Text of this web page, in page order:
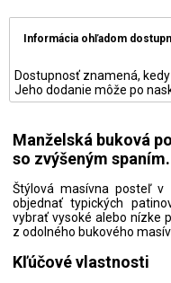
Informácia ohľadom
Dostupnosť znamená,
Jeho dodanie môže po
Manželská buková
so zvýšeným spaním.
Štýlová masívna posteľ v
objednať typických
vybrať vysoké alebo nízke
z odolného bukového
Kľúčové vlastnosti